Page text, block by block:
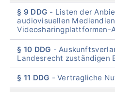
§ 9 DDG
Listen der
audiovisuellen
Videosharingplattformen-
§ 10 DDG
Landesrecht zuständigen
§ 11 DDG Vertragliche